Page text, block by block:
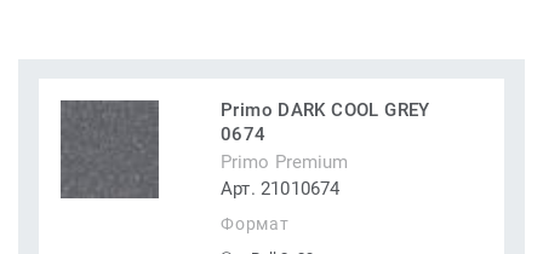
Primo DARK COOL GREY
0674
Primo Premium
Арт. 21010674
Формат